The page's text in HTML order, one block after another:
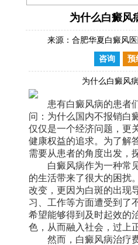
为什么白癜风
来源： 合肥华夏白癜风
咨询 预
为什么白癜风
患有白癜风病的患者们
问：为什么国内不报销白
仅仅是一个经济问题，更
健康权益的追求。为了解
需要从患者的角度出发，
白癜风病作为一种常
的生活带来了很大的困扰
改变，更因为白斑的出现
习、工作等方面遭受到了
希望能够得到及时起效的
色，从而融入社会，过上
然而，白癜风病治疗